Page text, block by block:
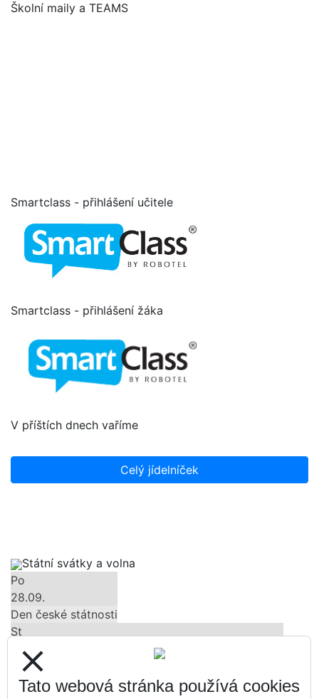
Školní maily a TEAMS
Smartclass - přihlášení učitele
Smartclass - přihlášení žáka
V příštích dnech vaříme
Celý jídelníček
Státní svátky a volna
Po
28.09.
Den české státnosti
St
28.10.
Den vzniku samostatného československého státu
Út
close
Tato webová stránka používá cookies